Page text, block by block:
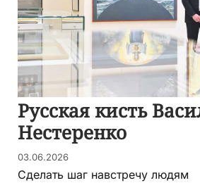
Русская кисть
Нестеренко
03.06.2026
Сделать шаг навстречу людям